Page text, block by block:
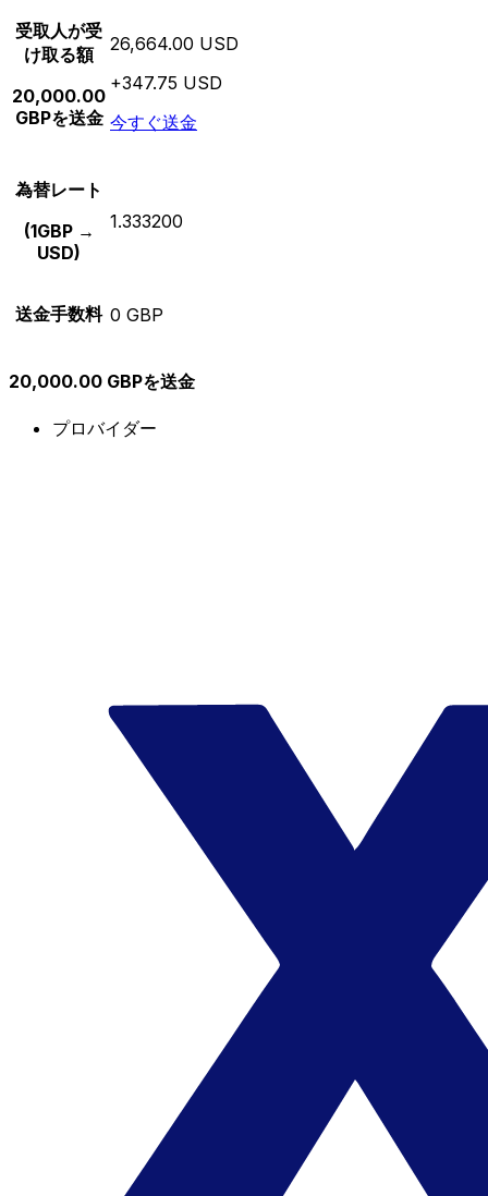
受取人が受
け取る額
20,000.00
GBPを送金
26,664.00 USD
+347.75 USD
今すぐ送金
為替レート
(1GBP →
USD)
1.333200
送金手数料 0 GBP
20,000.00 GBPを送金
プロバイダー